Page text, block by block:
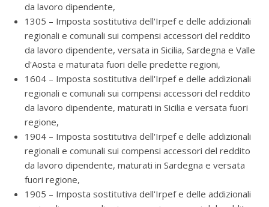
da lavoro dipendente,
1305 – Imposta sostitutiva dell'Irpef e delle addizionali
regionali e comunali sui compensi accessori del reddito
da lavoro dipendente, versata in Sicilia, Sardegna e Valle
d'Aosta e maturata fuori delle predette regioni,
1604 – Imposta sostitutiva dell'Irpef e delle addizionali
regionali e comunali sui compensi accessori del reddito
da lavoro dipendente, maturati in Sicilia e versata fuori
regione,
1904 – Imposta sostitutiva dell'Irpef e delle addizionali
regionali e comunali sui compensi accessori del reddito
da lavoro dipendente, maturati in Sardegna e versata
fuori regione,
1905 – Imposta sostitutiva dell'Irpef e delle addizionali